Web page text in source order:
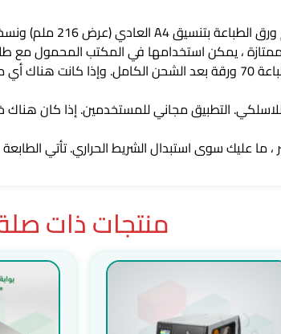
بطارية مدمجة بطارية ذات سعة كبيرة يمكنها طباعة 70 ورقة بعد
، ما عليك سوى استبدال الشريط الحراري. تأتي
منتجات ذات